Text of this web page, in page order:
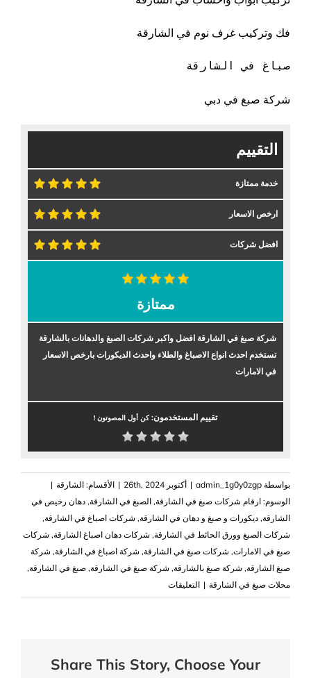
فك وتركيب غرف نوم في الشارقة
صباغ في الشارقة
شركة صبغ في دبي
التقييم
خدمة ممتازة
ارخص الاسعار
افضل شركات
ممتازة
شركة صبغ في الشارقة افضل واكبر شركات الصبغ والدهانات بالشارقة
تستخدم احدث انواع الاصباغ والطلاء واحدث الديكورات بارخص الاسعار
في الامارات
تقييم المستخدمون:كن أول المصوتون !
بواسطة admin_1g0y0zgp
| أكتوبر 26th, 2024 | الأقسام: الشارقة |
الوسوم: ‏ارقام شركات صبغ في الشارقة, الصبغ في الشارقة, دهان رخيص في
الشارقة, ديكورات و صبغ و دهان في الشارقة, شركات اصباغ في الشارقة,
‏شركات الصبغ وورق الحائط في الشارقة, شركات دهان اصباغ الشارقة, شركات
صبغ في الامارات, شركات صبغ في الشارقة, شركة اصباغ في الشارقة, شركة
صبغ الشارقة, شركة صبغ بالشارقة, شركة صبغ في الشارقة, صبغ في الشارقة,
محلات صبغ في الشارقة | التعليقاتعلى
شركة
|0503418441|
Share This Story, Choose Your